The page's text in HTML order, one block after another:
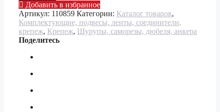
Добавить в избранное
Артикул: 110859 Категории: Каталог товаров,
Комплектующие, подвесы, ленты, соединители,
крепеж, Крепеж, Шурупы, саморезы, дюбеля, анкера
Поделитесь